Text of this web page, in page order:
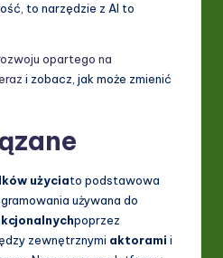
to narzędzie z AI to
opartego na
i zobacz, jak może zmienić
użyciato podstawowa
używana do
poprzez
zewnętrznymi aktorami i